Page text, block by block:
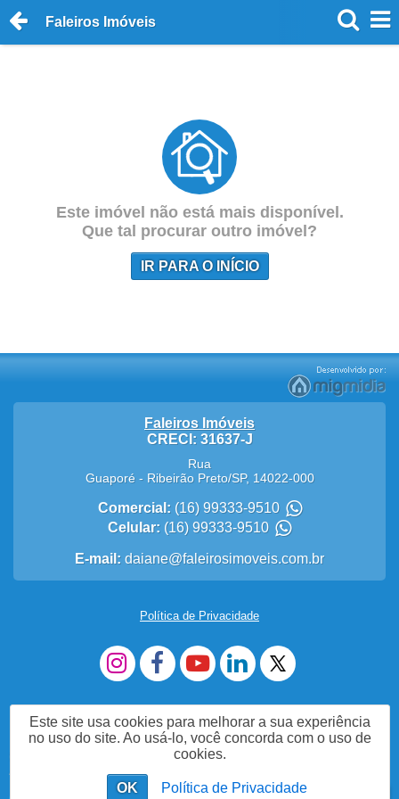
Faleiros Imóveis
Este imóvel não está mais disponível.
Que tal procurar outro imóvel?
IR PARA O INÍCIO
Me Chame no WhatsApp (16)993339510
Faleiros Imóveis
CRECI: 31637-J
Rua
Guaporé- Ribeirão Preto/SP, 14022-000
Comercial: (16) 99333-9510
Celular: (16) 99333-9510
E-mail: daiane@faleirosimoveis.com.br
Política de Privacidade
Este site usa cookies para melhorar a sua experiência
no uso do site. Ao usá-lo, você concorda com o uso de
cookies.
OK Política de Privacidade